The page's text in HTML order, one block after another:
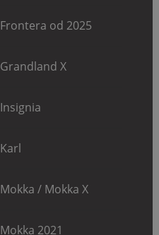
Frontera od 2025
Grandland X
Insignia
Karl
Mokka / Mokka X
Mokka 2021